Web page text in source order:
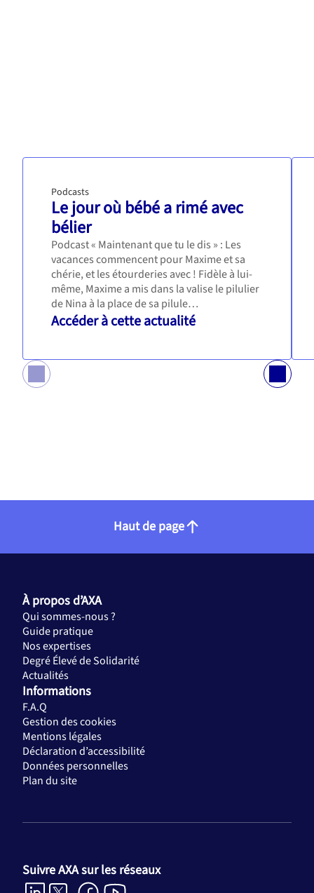
Podcasts
Le jour où bébé a rimé avec
bélier
Podcast « Maintenant que tu le dis » : Les
vacances commencent pour Maxime et sa
chérie, et les étourderies avec ! Fidèle à lui-
même, Maxime a mis dans la valise le pilulier
de Nina à la place de sa pilule…
Accéder à cette actualité
Haut de page
À propos d’AXA
Qui sommes-nous ?
Guide pratique
Nos expertises
Degré Élevé de Solidarité
Actualités
Informations
F.A.Q
Gestion des cookies
Mentions légales
Déclaration d’accessibilité
Données personnelles
Plan du site
Suivre AXA sur les réseaux